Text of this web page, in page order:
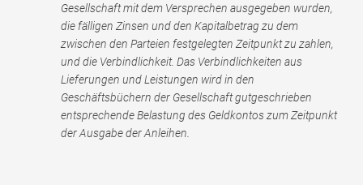
Risikomanagement-Tutorials
Gesellschaft mit dem Versprechen ausgegeben wurden,
die fälligen Zinsen und den Kapitalbetrag zu dem
zwischen den Parteien festgelegten Zeitpunkt zu zahlen,
und die Verbindlichkeit. Das Verbindlichkeiten aus
Lieferungen und Leistungen wird in den
Geschäftsbüchern der Gesellschaft gutgeschrieben
entsprechende Belastung des Geldkontos zum Zeitpunkt
der Ausgabe der Anleihen.